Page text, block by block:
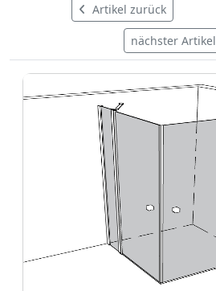
Artikel zurück
nächster Artikel